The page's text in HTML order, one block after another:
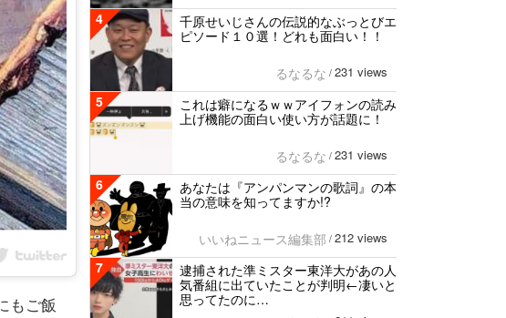
もご飯
4
千原せいじさんの伝説的なぶっとびエ
ピソード１０選！どれも面白い！！
るなるな / 231 views
5
これは癖になるｗｗアイフォンの読み
上げ機能の面白い使い方が話題に！
るなるな / 231 views
6
あなたは『アンパンマンの歌詞』の本
当の意味を知ってますか!?
いいねニュース編集部 / 212 views
7
逮捕された準ミスター東洋大があの人
気番組に出ていたことが判明←凄いと
思ってたのに…